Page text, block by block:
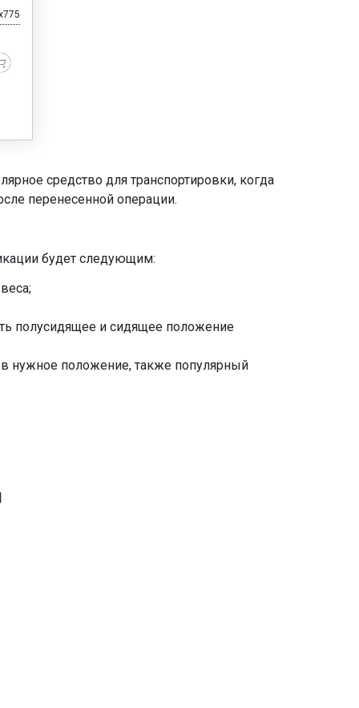
средство для транспортировки, когда
перенесенной операции.
будет следующим:
полусидящее и сидящее положение
нужное положение, также популярный